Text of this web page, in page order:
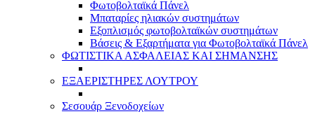
Φωτοβολταϊκά Πάνελ
Μπαταρίες ηλιακών συστημάτων
Εξοπλισμός φωτοβολταϊκών συστημάτων
Βάσεις & Εξαρτήματα για Φωτοβολταϊκά Πάνελ
ΦΩΤΙΣΤΙΚΑ ΑΣΦΑΛΕΙΑΣ ΚΑΙ ΣΗΜΑΝΣΗΣ
ΕΞΑΕΡΙΣΤΗΡΕΣ ΛΟΥΤΡΟΥ
Σεσουάρ Ξενοδοχείων